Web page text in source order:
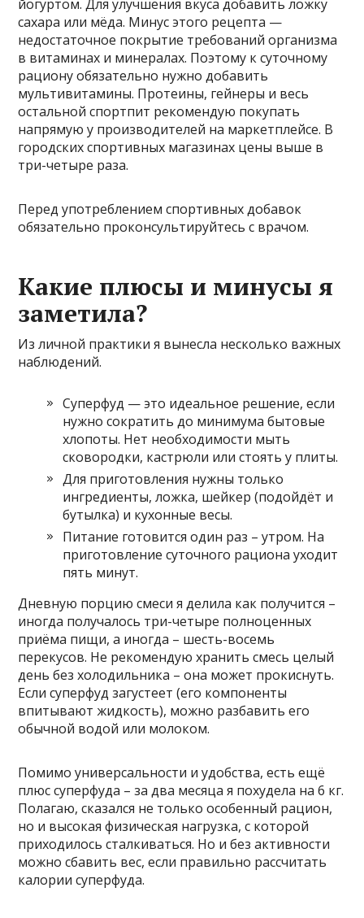
йогуртом. Для улучшения вкуса добавить ложку
сахара или мёда. Минус этого рецепта —
недостаточное покрытие требований организма
в витаминах и минералах. Поэтому к суточному
рациону обязательно нужно добавить
мультивитамины. Протеины, гейнеры и весь
остальной спортпит рекомендую покупать
напрямую у производителей на маркетплейсе. В
городских спортивных магазинах цены выше в
три-четыре раза.
Перед употреблением спортивных добавок
обязательно проконсультируйтесь с врачом.
Какие плюсы и минусы я
заметила?
Из личной практики я вынесла несколько важных
наблюдений.
Суперфуд — это идеальное решение, если
нужно сократить до минимума бытовые
хлопоты. Нет необходимости мыть
сковородки, кастрюли или стоять у плиты.
Для приготовления нужны только
ингредиенты, ложка, шейкер (подойдёт и
бутылка) и кухонные весы.
Питание готовится один раз – утром. На
приготовление суточного рациона уходит
пять минут.
Дневную порцию смеси я делила как получится –
иногда получалось три-четыре полноценных
приёма пищи, а иногда – шесть-восемь
перекусов. Не рекомендую хранить смесь целый
день без холодильника – она может прокиснуть.
Если суперфуд загустеет (его компоненты
впитывают жидкость), можно разбавить его
обычной водой или молоком.
Помимо универсальности и удобства, есть ещё
плюс суперфуда – за два месяца я похудела на 6 кг.
Полагаю, сказался не только особенный рацион,
но и высокая физическая нагрузка, с которой
приходилось сталкиваться. Но и без активности
можно сбавить вес, если правильно рассчитать
калории суперфуда.